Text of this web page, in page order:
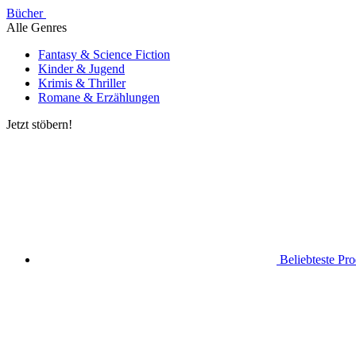
Bücher
Alle Genres
Fantasy & Science Fiction
Kinder & Jugend
Krimis & Thriller
Romane & Erzählungen
Jetzt stöbern!
Beliebteste